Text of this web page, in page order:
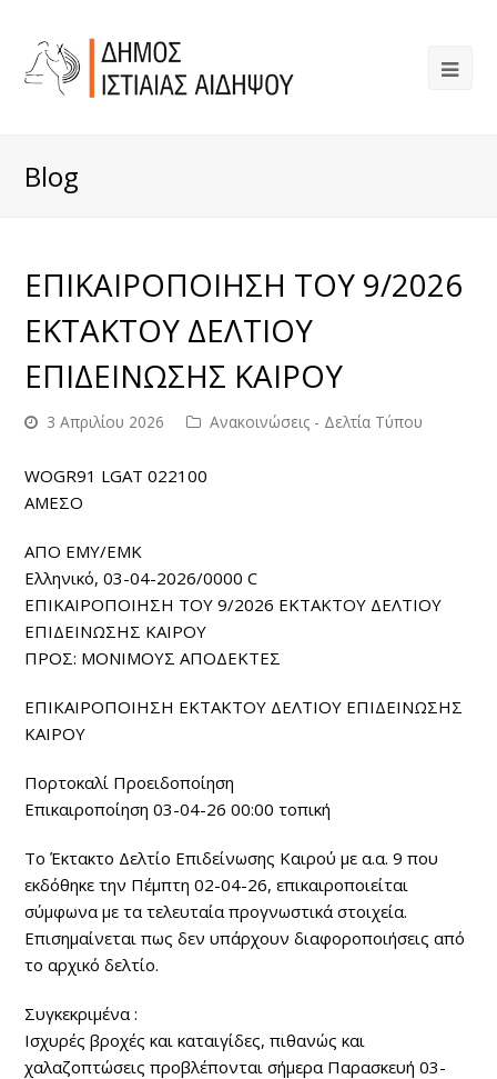
Blog
ΕΠΙΚΑΙΡΟΠΟΙΗΣΗ ΤΟΥ 9/2026
ΕΚΤΑΚΤΟΥ ΔΕΛΤΙΟΥ
ΕΠΙΔΕΙΝΩΣΗΣ ΚΑΙΡΟΥ
3 Απριλίου 2026 Ανακοινώσεις - Δελτία Τύπου
WOGR91 LGAT 022100
ΑΜΕΣΟ
ΑΠΟ ΕΜΥ/ΕΜΚ
Ελληνικό, 03-04-2026/0000 C
ΕΠΙΚΑΙΡΟΠΟΙΗΣΗ ΤΟΥ 9/2026 ΕΚΤΑΚΤΟΥ ΔΕΛΤΙΟΥ
ΕΠΙΔΕΙΝΩΣΗΣ ΚΑΙΡΟΥ
ΠΡΟΣ: ΜΟΝΙΜΟΥΣ ΑΠΟΔΕΚΤΕΣ
ΕΠΙΚΑΙΡΟΠΟΙΗΣΗ ΕΚΤΑΚΤΟΥ ΔΕΛΤΙΟΥ ΕΠΙΔΕΙΝΩΣΗΣ
ΚΑΙΡΟΥ
Πορτοκαλί Προειδοποίηση
Επικαιροποίηση 03-04-26 00:00 τοπική
Το Έκτακτο Δελτίο Επιδείνωσης Καιρού με α.α. 9 που
εκδόθηκε την Πέμπτη 02-04-26, επικαιροποιείται
σύμφωνα με τα τελευταία προγνωστικά στοιχεία.
Επισημαίνεται πως δεν υπάρχουν διαφοροποιήσεις από
το αρχικό δελτίο.
Συγκεκριμένα :
Ισχυρές βροχές και καταιγίδες, πιθανώς και
χαλαζοπτώσεις προβλέπονται σήμερα Παρασκευή 03-